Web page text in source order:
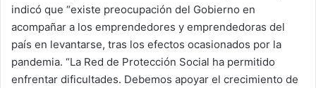
indicó que “existe preocupación del Gobierno en
acompañar a los emprendedores y emprendedoras del
país en levantarse, tras los efectos ocasionados por la
pandemia. “La Red de Protección Social ha permitido
enfrentar dificultades. Debemos apoyar el crecimiento de